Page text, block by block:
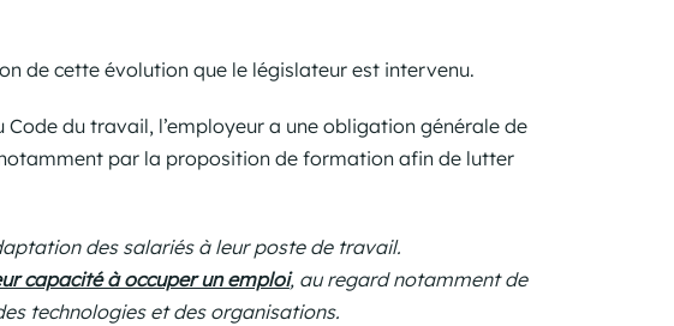
de cette évolution que le législateur est intervenu.
Code du travail, l’employeur a une obligation générale de
par la proposition de formation afin de lutter
des salariés à leur poste de travail.
capacité à occuper un emploi, au regard notamment de
technologies et des organisations.